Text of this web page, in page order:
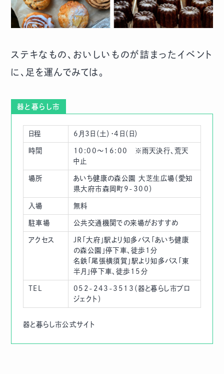
ステキなもの、おいしいものが詰まったイベント
に、足を運んでみては。
器と暮らし市
日程 6月3日（土）・4日（日）
時間
10:00～16:00 ※雨天決行、荒天
中止
場所
あいち健康の森公園 大芝生広場（愛知
県大府市森岡町9-300）
入場 無料
駐車場 公共交通機関での来場がおすすめ
アクセス
JR「大府」駅より知多バス「あいち健康
の森公園」停下車、徒歩1分
名鉄「尾張横須賀」駅より知多バス「東
半月」停下車、徒歩15分
TEL
052-243-3513（器と暮らし市プロ
ジェクト）
器と暮らし市公式サイト